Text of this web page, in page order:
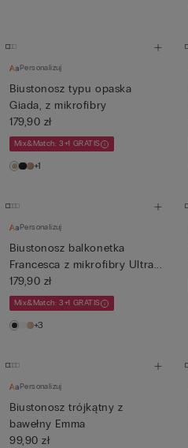
Personalizuj
Biustonosz typu opaska
Giada, z mikrofibry
179,90 zł
Mix&Match: 3+1 GRATIS
+1
Personalizuj
Biustonosz balkonetka
Francesca z mikrofibry Ultra...
179,90 zł
Mix&Match: 3+1 GRATIS
+3
Personalizuj
Biustonosz trójkątny z
bawełny Emma
99,90 zł